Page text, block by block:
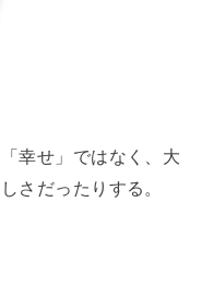
幸せ」ではなく、大
さだったりする。